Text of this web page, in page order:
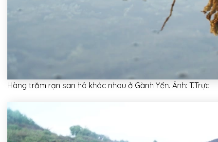
Hàng trăm rạn san hô khác nhau ở Gành Yến. Ảnh: T.Trực